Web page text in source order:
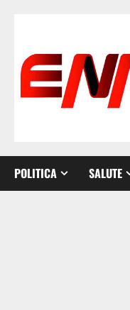
POLITICA SALUTE